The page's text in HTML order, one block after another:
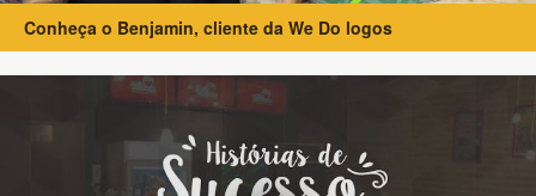
Conheça o Benjamin, cliente da We Do logos